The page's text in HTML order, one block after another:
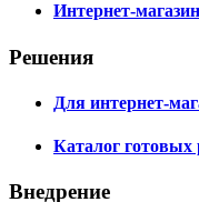
Интернет-
Решения
Для интернет-
Каталог
Внедрение